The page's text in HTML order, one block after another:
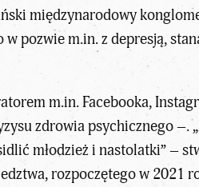
międzynarodowy
pozwie m.in. z depresją,
m.in. Facebooka,
zdrowia psychicznego –.
młodzież i nastolatki” –
rozpoczętego w 2021